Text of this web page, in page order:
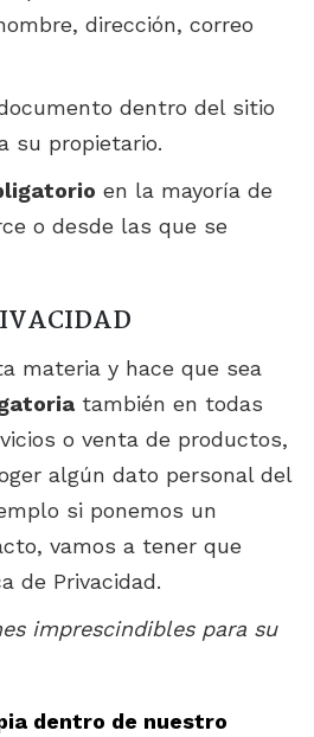
dirección, correo
dentro del sitio
su propietario.
en la mayoría de
o desde las que se
materia y hace que sea
también en todas
o venta de productos,
algún dato personal del
si ponemos un
vamos a tener que
de Privacidad.
imprescindibles para su
dentro de nuestro